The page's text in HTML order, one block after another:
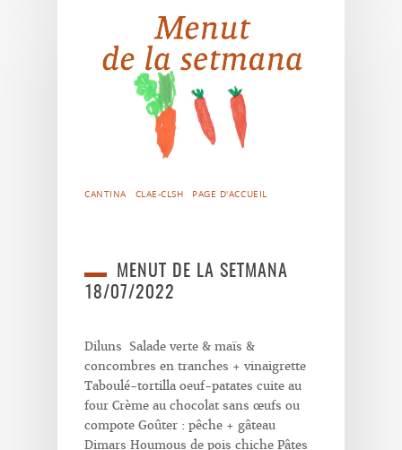
CANTINA CLAE-CLSH PAGE D'ACCUEIL
MENUT DE LA SETMANA
18/07/2022
Diluns Salade verte & maïs &
concombres en tranches + vinaigrette
Taboulé-tortilla oeuf-patates cuite au
four Crème au chocolat sans œufs ou
compote Goûter : pêche + gâteau
Dimars Houmous de pois chiche Pâtes